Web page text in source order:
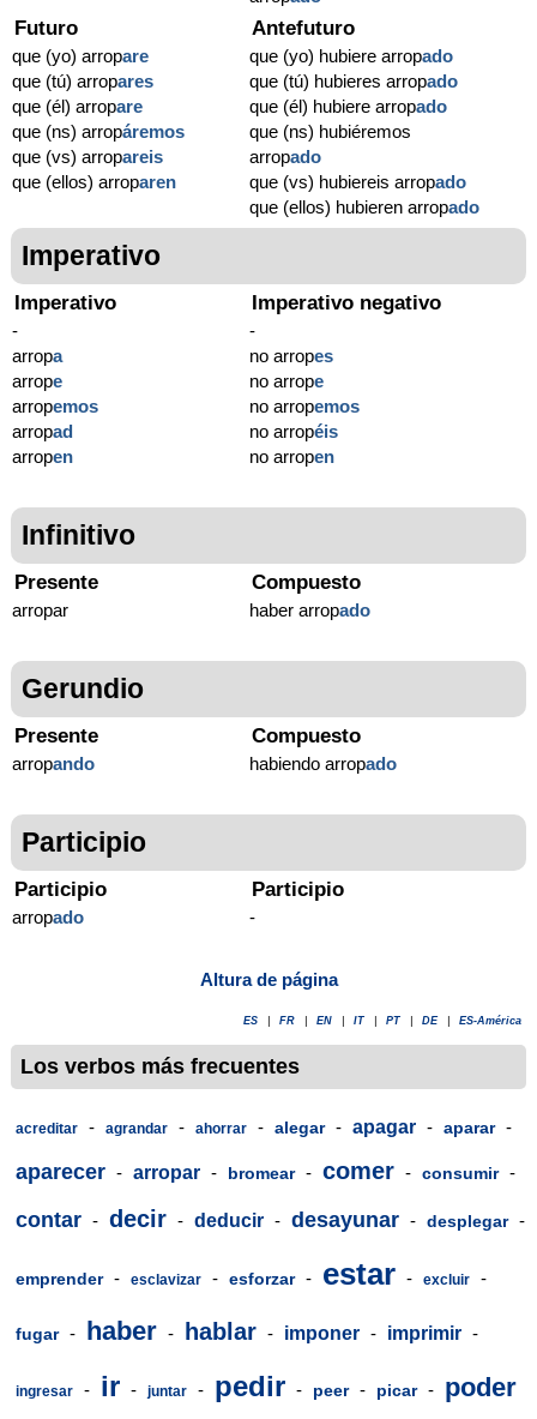
Futuro
que (yo) arropare
que (tú) arropares
que (él) arropare
que (ns) arropáremos
que (vs) arropareis
que (ellos) arroparen
Antefuturo
que (yo) hubiere arropado
que (tú) hubieres arropado
que (él) hubiere arropado
que (ns) hubiéremos
arropado
que (vs) hubiereis arropado
que (ellos) hubieren arropado
Imperativo
Imperativo
-
arropa
arrope
arropemos
arropad
arropen
Imperativo negativo
-
no arropes
no arrope
no arropemos
no arropéis
no arropen
Infinitivo
Presente
arropar
Compuesto
haber arropado
Gerundio
Presente
arropando
Compuesto
habiendo arropado
Participio
Participio
arropado
Participio
-
Altura de página
ES FR EN IT PT DE ES-América
Los verbos más frecuentes
acreditar - agrandar - ahorrar - alegar - apagar - aparar -
aparecer - arropar - bromear - comer - consumir -
contar - decir - deducir - desayunar - desplegar -
emprender - esclavizar - esforzar - estar - excluir -
fugar - haber - hablar - imponer - imprimir -
ingresar - ir - juntar - pedir - peer - picar - poder